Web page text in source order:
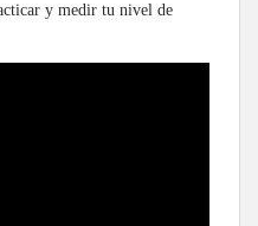
y medir tu nivel de